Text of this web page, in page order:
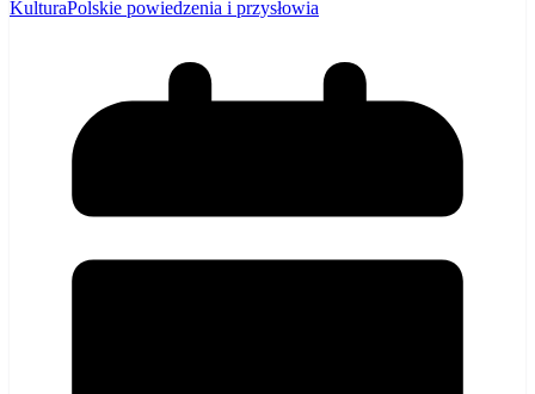
KulturaPolskie powiedzenia i przysłowia